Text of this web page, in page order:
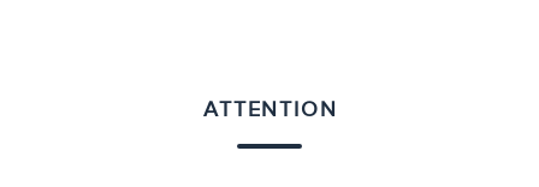
ATTENTION